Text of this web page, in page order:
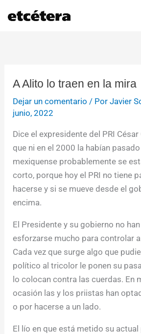
A Alito lo traen en la mira
Dejar un comentario / PorJavier
junio, 2022
Dice el expresidente del PRI
que ni en el 2000 la habían
mexiquense probablemente se
corto, porque hoy el PRI no tiene
hacerse y si se mueve desde el
encima.
El Presidente y su gobierno no
esforzarse mucho para controlar
Cada vez que surge algo que
político al tricolor le ponen su
lo colocan contra las cuerdas. En
ocasión las y los priistas han
o por hacerse a un lado.
El lío en que está metido su